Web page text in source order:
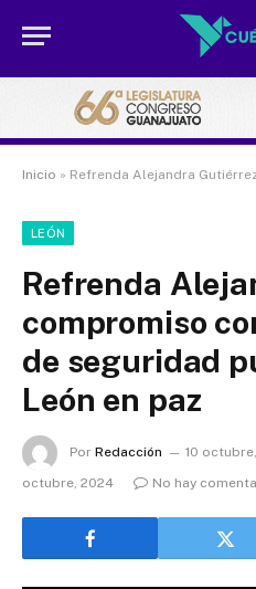
Inicio » Refrenda Alejandra Gutiérrez compromiso
LEÓN
Refrenda
compromiso
de seguridad
León en paz
Por Redacción 10
octubre, 2024
No hay